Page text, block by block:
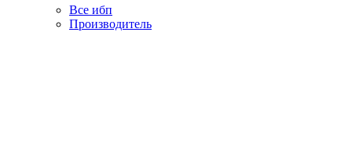
Все ибп
Производитель